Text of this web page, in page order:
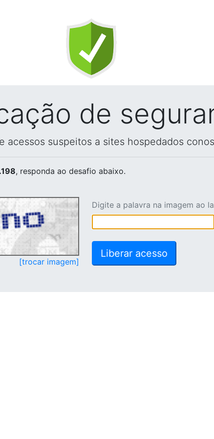
de
acessos suspeitos a sites hospedados
, responda ao desafio abaixo.
[trocar imagem]
Digite a palavra na imagem ao